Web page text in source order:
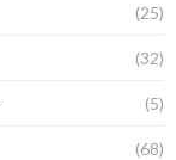
(25)
(32)
(5)
(68)